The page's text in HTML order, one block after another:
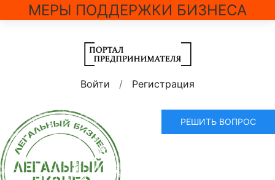
МЕРЫ ПОДДЕРЖКИ БИЗНЕСА
Войти / Регистрация
РЕШИТЬ ВОПРОС